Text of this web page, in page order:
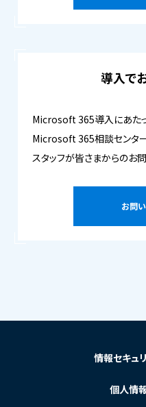
導入で
Microsoft 365導入にあた
Microsoft 365相談センタ
スタッフが皆さまからのお
お問
情報セキュ
個人情